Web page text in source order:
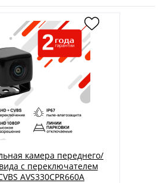
камера переднего/
с переключателем
AVS330CPR660A